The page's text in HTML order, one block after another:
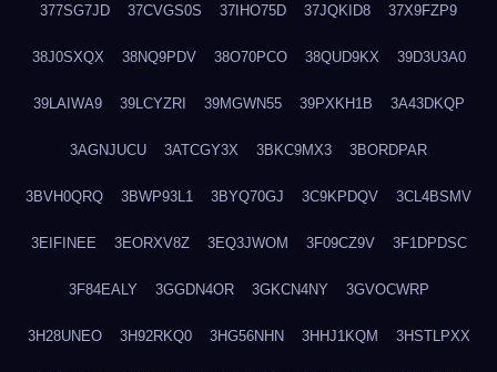
377SG7JD 37CVGS0S 37IHO75D 37JQKID8 37X9FZP9
38J0SXQX 38NQ9PDV 38O70PCO 38QUD9KX 39D3U3A0
39LAIWA9 39LCYZRI 39MGWN55 39PXKH1B 3A43DKQP
3AGNJUCU 3ATCGY3X 3BKC9MX3 3BORDPAR
3BVH0QRQ 3BWP93L1 3BYQ70GJ 3C9KPDQV 3CL4BSMV
3EIFINEE 3EORXV8Z 3EQ3JWOM 3F09CZ9V 3F1DPDSC
3F84EALY 3GGDN4OR 3GKCN4NY 3GVOCWRP
3H28UNEO 3H92RKQ0 3HG56NHN 3HHJ1KQM 3HSTLPXX